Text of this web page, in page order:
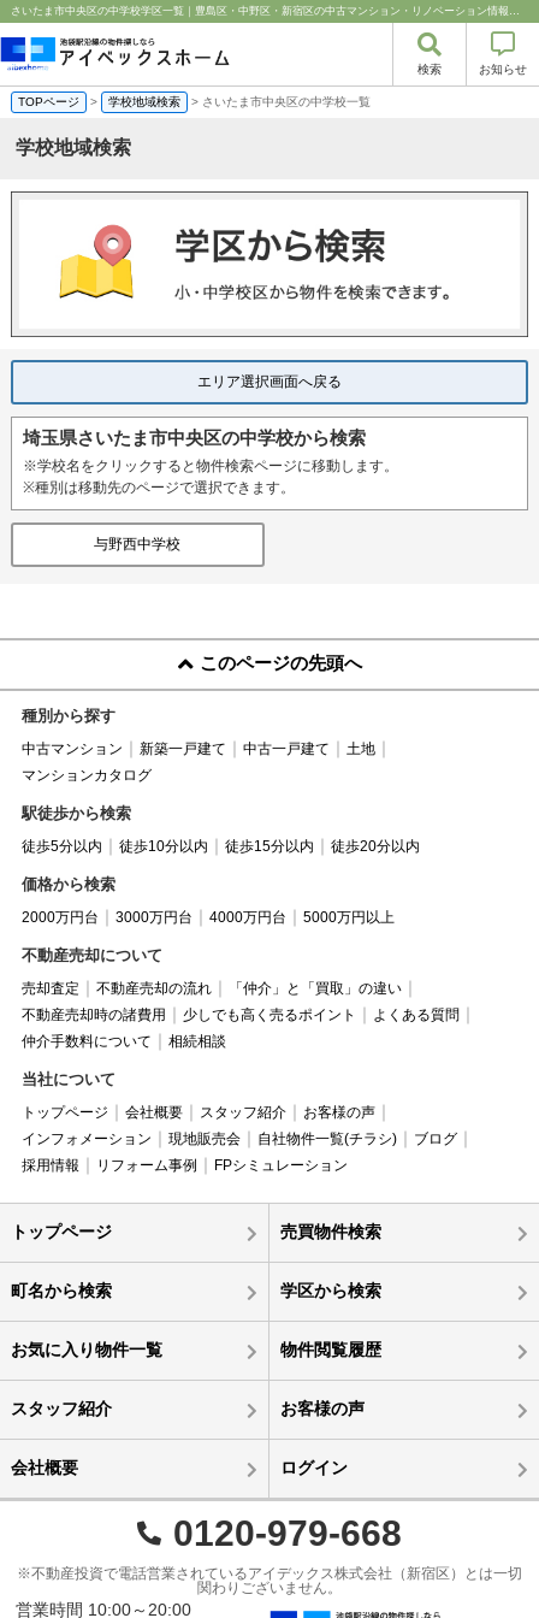
さいたま市中央区の中学校学区一覧｜豊島区・中野区・新宿区の中古マンション・リノベーション情報なら池袋のアイベックスホーム！%
検索 お知らせ
TOPページ > 学校地域検索 > さいたま市中央区の中学校一覧
学校地域検索
エリア選択画面へ戻る
埼玉県さいたま市中央区の中学校から検索
※学校名をクリックすると物件検索ページに移動します。
※種別は移動先のページで選択できます。
与野西中学校
このページの先頭へ
種別から探す
中古マンション 新築一戸建て 中古一戸建て
土地
マンションカタログ
駅徒歩から検索
徒歩5分以内 徒歩10分以内 徒歩15分以内 徒歩20分以内
価格から検索
2000万円台 3000万円台 4000万円台 5000万円以上
不動産売却について
売却査定 不動産売却の流れ
「仲介」と「買取」の違い
不動産売却時の諸費用
少しでも高く売るポイント
よくある質問
仲介手数料について
相続相談
当社について
トップページ 会社概要 スタッフ紹介
お客様の声
インフォメーション
現地販売会 自社物件一覧(チラシ)
ブログ
採用情報
リフォーム事例 FPシミュレーション
トップページ 売買物件検索
町名から検索 学区から検索
お気に入り物件一覧 物件閲覧履歴
スタッフ紹介 お客様の声
会社概要 ログイン
0120-979-668
※不動産投資で電話営業されているアイデックス株式会社（新宿区）とは一切
関わりございません。
営業時間 10:00～20:00